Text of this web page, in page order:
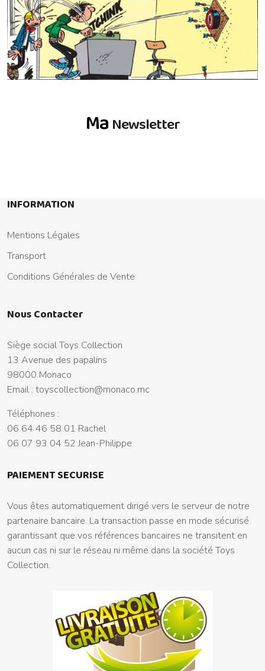
Ma Newsletter
INFORMATION
Mentions Légales
Transport
Conditions Générales de Vente
Nous Contacter
Siège social Toys Collection
13 Avenue des papalins
98000 Monaco
Email : toyscollection@monaco.mc
Téléphones :
06 64 46 58 01 Rachel
06 07 93 04 52 Jean-Philippe
PAIEMENT SECURISE
Vous êtes automatiquement dirigé vers le serveur de notre
partenaire bancaire. La transaction passe en mode sécurisé
garantissant que vos références bancaires ne transitent en
aucun cas ni sur le réseau ni même dans la société Toys
Collection.